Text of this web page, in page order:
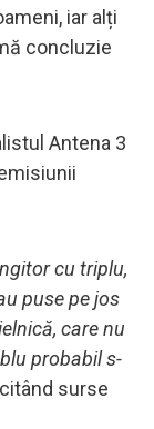
iar alți
concluzie
Antena 3
cu triplu,
puse pe jos
care nu
probabil s-
surse